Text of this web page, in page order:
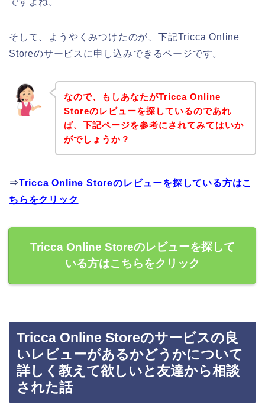
そして、ようやくみつけたのが、下記Tricca Online
Storeのサービスに申し込みできるページです。
なので、もしあなたがTricca Online
Storeのレビューを探しているのであれ
ば、下記ページを参考にされてみてはいか
がでしょうか？
⇒Tricca Online Storeのレビューを探している方はこ
ちらをクリック
Tricca Online Storeのレビューを探して
いる方はこちらをクリック
Tricca Online Storeのサービスの良
いレビューがあるかどうかについて
詳しく教えて欲しいと友達から相談
された話